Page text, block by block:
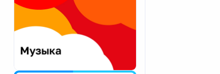
Екатеринбург
Калининград
Калуга